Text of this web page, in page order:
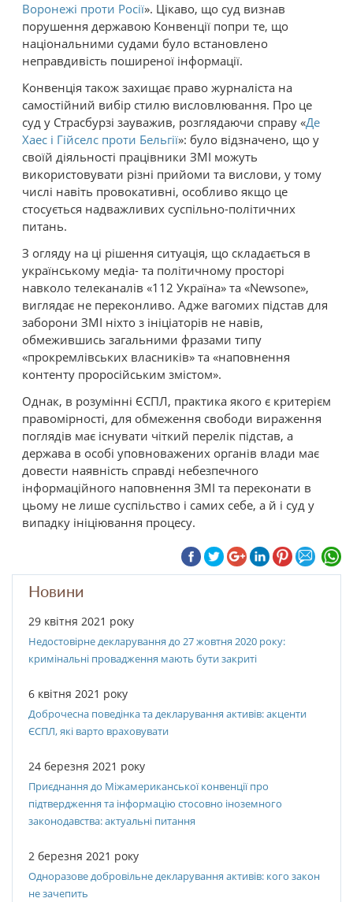
Новини
29 квітня 2021 року
Недостовірне декларування до 27 жовтня 2020 року:
кримінальні провадження мають бути закриті
6 квітня 2021 року
Доброчесна поведінка та декларування активів: акценти
ЄСПЛ, які варто враховувати
24 березня 2021 року
Приєднання до Міжамериканської конвенції про
підтвердження та інформацію стосовно іноземного
законодавства: актуальні питання
2 березня 2021 року
Одноразове добровільне декларування активів: кого закон
не зачепить
Воронежі проти Росії». Цікаво, що суд визнав
порушення державою Конвенції попри те, що
національними судами було встановлено
неправдивість поширеної інформації.
Конвенція також захищає право журналіста на
самостійний вибір стилю висловлювання. Про це
суд у Страсбурзі зауважив, розглядаючи справу «Де
Хаес і Гійселс проти Бельгії»: було відзначено, що у
своїй діяльності працівники ЗМІ можуть
використовувати різні прийоми та вислови, у тому
числі навіть провокативні, особливо якщо це
стосується надважливих суспільно-політичних
питань.
З огляду на ці рішення ситуація, що складається в
українському медіа- та політичному просторі
навколо телеканалів «112 Україна» та «Newsone»,
виглядає не переконливо. Адже вагомих підстав для
заборони ЗМІ ніхто з ініціаторів не навів,
обмежившись загальними фразами типу
«прокремлівських власників» та «наповнення
контенту проросійським змістом».
Однак, в розумінні ЄСПЛ, практика якого є критерієм
правомірності, для обмеження свободи вираження
поглядів має існувати чіткий перелік підстав, а
держава в особі уповноважених органів влади має
довести наявність справді небезпечного
інформаційного наповнення ЗМІ та переконати в
цьому не лише суспільство і самих себе, а й і суд у
випадку ініціювання процесу.